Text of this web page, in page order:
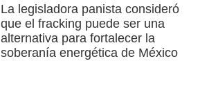
La legisladora panista consideró
que el fracking puede ser una
alternativa para fortalecer la
soberanía energética de México